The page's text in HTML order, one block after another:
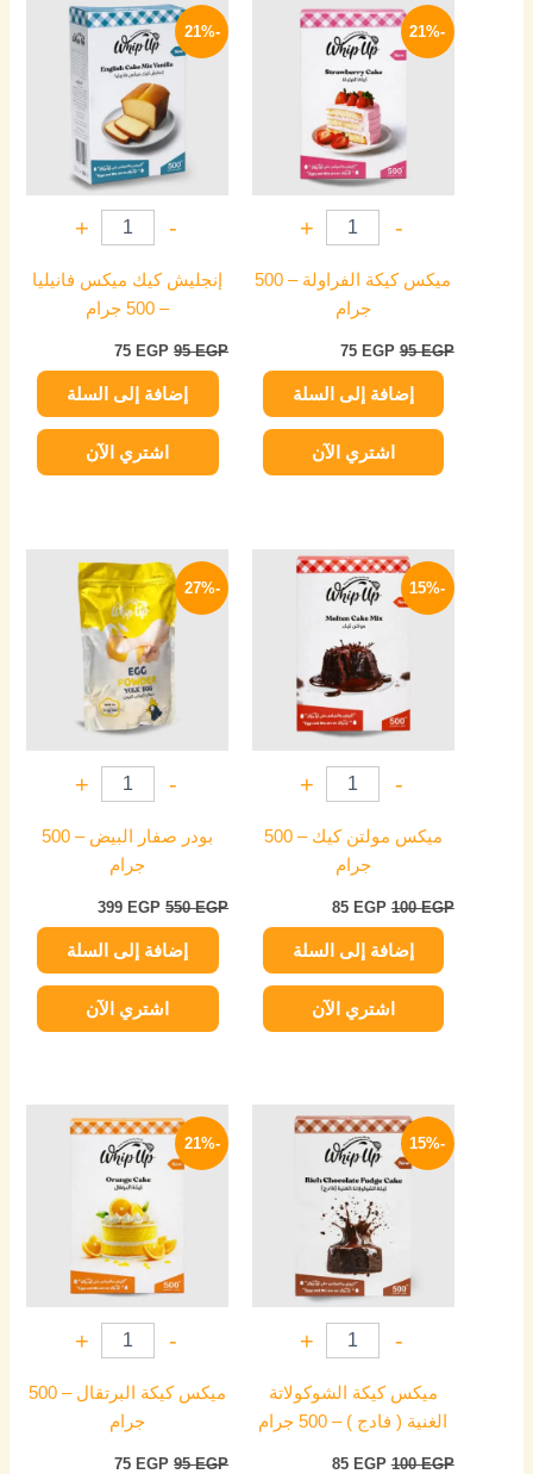
-21%
-
+
ميكس كيكة الفراولة – 500
جرام
95EGP
الأصلي
هو:
95 EGP.
75 EGP
الحالي
هو:
إضافة إلى السلة
اشتري الآن
-21%
-
+
إنجليش كيك ميكس فانيليا
– 500 جرام
95EGP
الأصلي
هو:
95 EGP.
75 EGP
الحالي
هو:
75 EGP.
إضافة إلى السلة
اشتري الآن
-15%
-
+
ميكس مولتن كيك – 500
جرام
100EGP
السعر
الأصلي
هو:
100 EGP.
85 EGP
السعر
الحالي
هو:
85 EGP.
إضافة إلى السلة
اشتري الآن
-27%
-
+
بودر صفار البيض – 500
جرام
550EGP
السعر
الأصلي
هو:
550 EGP.
399 EGP
السعر
الحالي
هو:
399 EGP.
إضافة إلى السلة
اشتري الآن
-15%
-
+
ميكس كيكة الشوكولاتة
الغنية ( فادج ) – 500 جرام
100EGP
السعر
الأصلي
هو:
100 EGP.
85 EGP
السعر
الحالي
هو:
85 EGP.
-21%
-
+
ميكس كيكة البرتقال – 500
جرام
95EGP
السعر
الأصلي
هو:
95 EGP.
75 EGP
السعر
الحالي
هو:
75 EGP.